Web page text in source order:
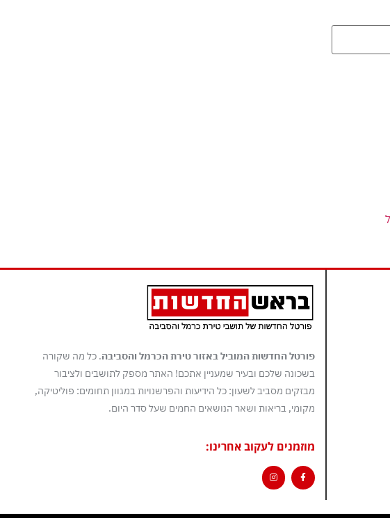
פורטל החדשות המוביל באזור טירת הכרמל והסביבה. כל מה שקורה
בשכונה שלכם ובעיר שמעניין אתכם! האתר מספק לתושבים ולציבור
מבזקים מסביב לשעון: כל הידיעות והפרשנויות במגוון תחומים: פוליטיקה,
מקומי, בריאות ושאר הנושאים החמים שעל סדר היום.
מוזמנים לעקוב אחרינו: